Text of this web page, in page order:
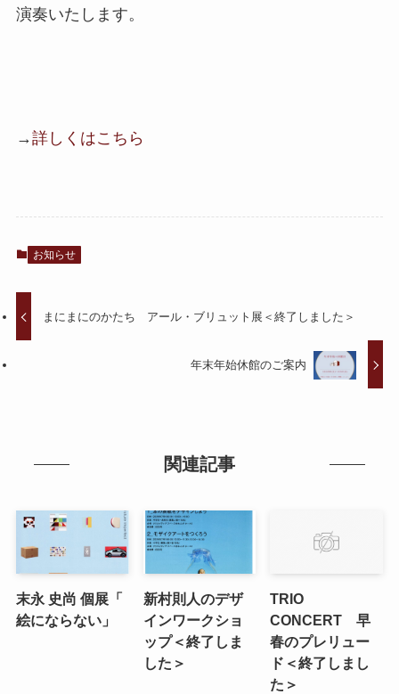
演奏いたします。
→詳しくはこちら
お知らせ
まにまにのかたち アール・ブリュット展＜終了しました＞
年末年始休館のご案内
関連記事
末永 史尚 個展「
絵にならない」
新村則人のデザ
インワークショ
ップ＜終了しま
した＞
TRIO
CONCERT 早
春のプレリュー
ド＜終了しまし
た＞